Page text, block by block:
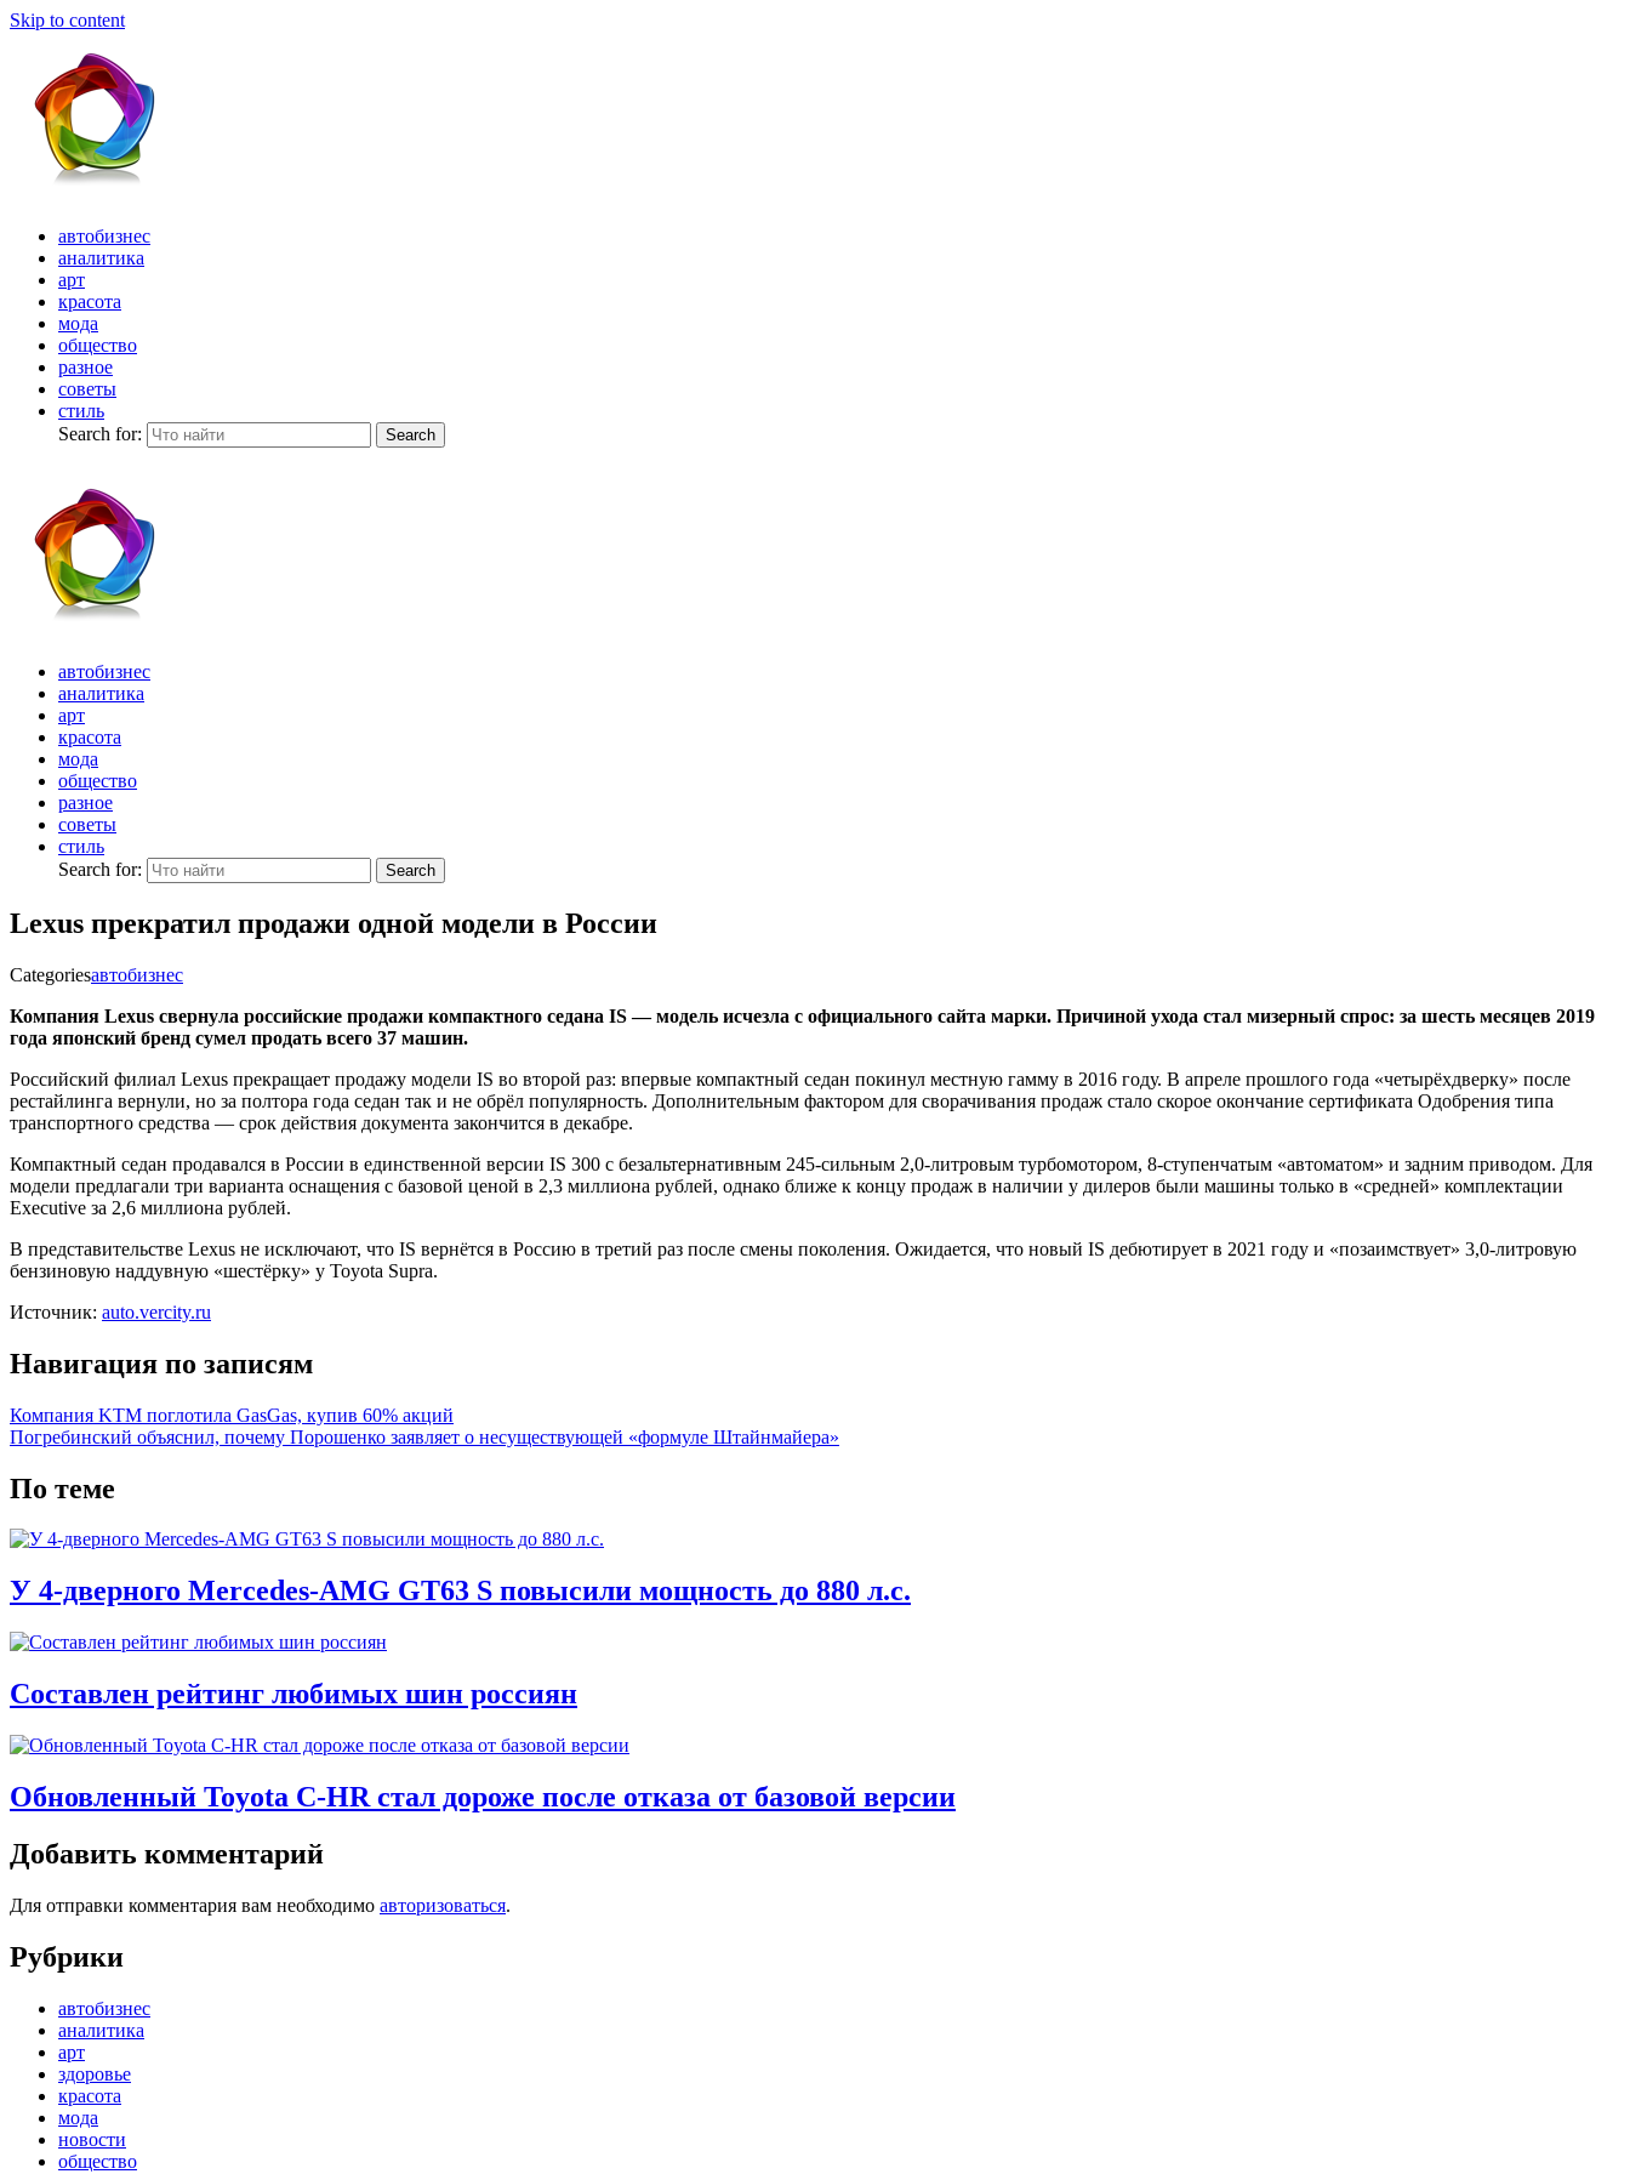
Skip to content
автобизнес
аналитика
арт
красота
мода
общество
разное
советы
стиль
Search for:
Search
автобизнес
аналитика
арт
красота
мода
общество
разное
советы
стиль
Search for:
Search
Lexus прекратил продажи одной модели в России
Categoriesавтобизнес
Компания Lexus свернула российские продажи компактного седана IS — модель исчезла с официального сайта марки. Причиной ухода стал мизерный спрос: за шесть месяцев 2019
года японский бренд сумел продать всего 37 машин.
Российский филиал Lexus прекращает продажу модели IS во второй раз: впервые компактный седан покинул местную гамму в 2016 году. В апреле прошлого года «четырёхдверку» после
рестайлинга вернули, но за полтора года седан так и не обрёл популярность. Дополнительным фактором для сворачивания продаж стало скорое окончание сертификата Одобрения типа
транспортного средства — срок действия документа закончится в декабре.
Компактный седан продавался в России в единственной версии IS 300 с безальтернативным 245-сильным 2,0-литровым турбомотором, 8-ступенчатым «автоматом» и задним приводом. Для
модели предлагали три варианта оснащения с базовой ценой в 2,3 миллиона рублей, однако ближе к концу продаж в наличии у дилеров были машины только в «средней» комплектации
Executive за 2,6 миллиона рублей.
В представительстве Lexus не исключают, что IS вернётся в Россию в третий раз после смены поколения. Ожидается, что новый IS дебютирует в 2021 году и «позаимствует» 3,0-литровую
бензиновую наддувную «шестёрку» у Toyota Supra.
Источник: auto.vercity.ru
Навигация по записям
Компания KTM поглотила GasGas, купив 60% акций
Погребинский объяснил, почему Порошенко заявляет о несуществующей «формуле Штайнмайера»
По теме
У 4-дверного Mercedes-AMG GT63 S повысили мощность до 880 л.с.
Составлен рейтинг любимых шин россиян
Обновленный Toyota C-HR стал дороже после отказа от базовой версии
Добавить комментарий
Для отправки комментария вам необходимо авторизоваться.
Рубрики
автобизнес
аналитика
арт
здоровье
красота
мода
новости
общество